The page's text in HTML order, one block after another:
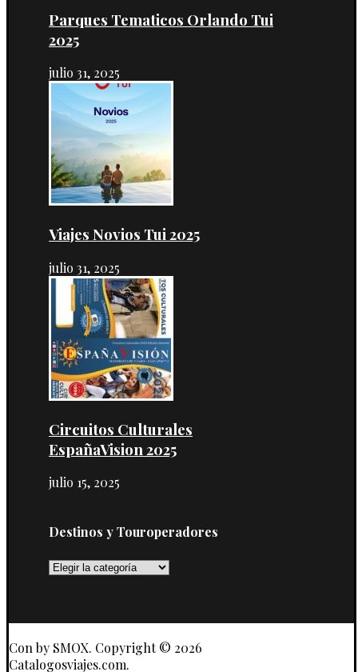
Parques Tematicos Orlando Tui
2025
julio 31, 2025
Viajes Novios Tui 2025
julio 31, 2025
Circuitos Culturales
EspañaVision 2025
julio 15, 2025
Destinos y Touroperadores
Destinos
Con by SMOX. Copyright © 2026
Catalogosviajes.com.